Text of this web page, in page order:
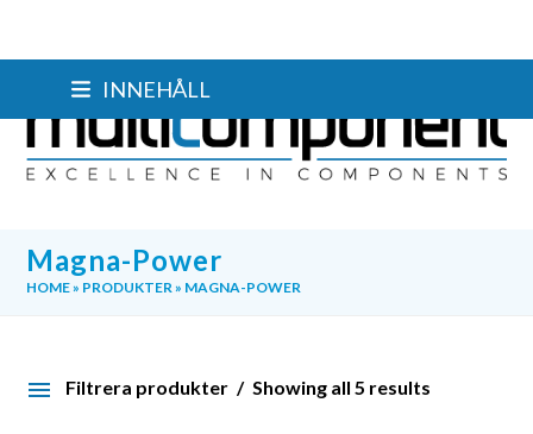
INNEHÅLL
Magna-Power
HOME» PRODUKTER» MAGNA-POWER
Filtrera produkter Showing all 5 results